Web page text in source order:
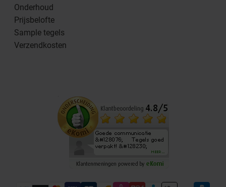
Onderhoud
Prijsbelofte
Sample tegels
Verzendkosten